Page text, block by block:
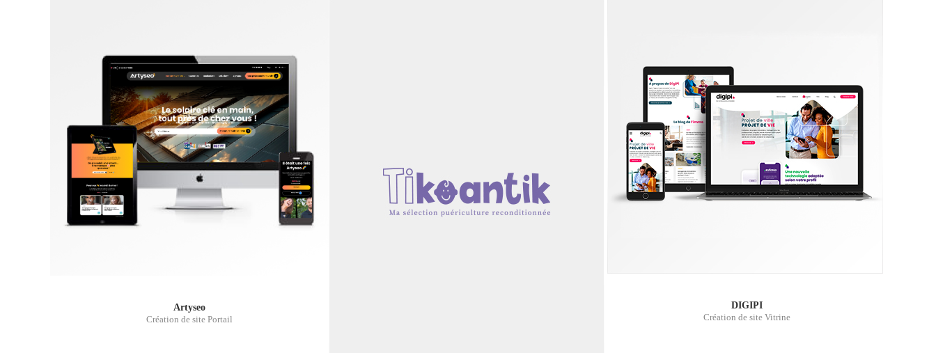
Artyseo
Création de site Portail
DIGIPI
Création de site Vitrine